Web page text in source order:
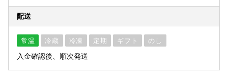
配送
常温 冷蔵 冷凍 定期 ギフト のし
入金確認後、順次発送